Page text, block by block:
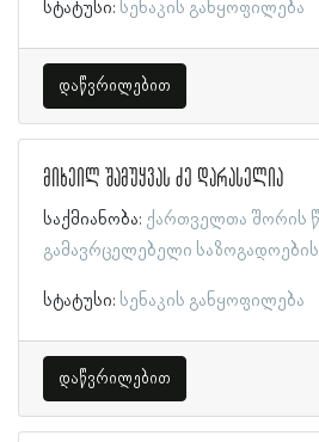
სტატუსი: სენაკის განყოფილება
დაწვრილებით
მიხეილ შამუყვას ძე დარასელია
საქმიანობა: ქართველთა შორის
გამავრცელებელი
სტატუსი: სენაკის განყოფილება
დაწვრილებით